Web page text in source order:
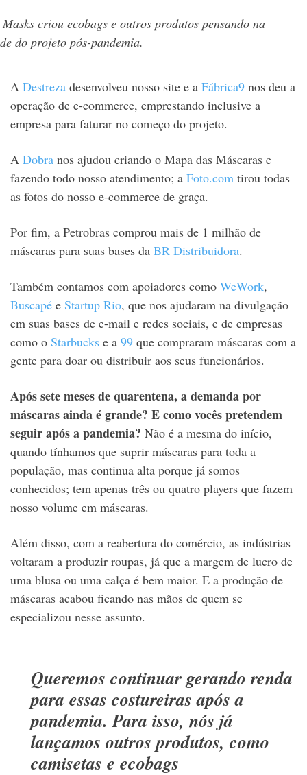
criou ecobags e outros produtos pensando na
do projeto pós-pandemia.
A Destreza desenvolveu nosso site e a Fábrica9 nos deu a
operação de e-commerce, emprestando inclusive a
empresa para faturar no começo do projeto.
A Dobra nos ajudou criando o Mapa das Máscaras e
fazendo todo nosso atendimento; a Foto.com tirou todas
as fotos do nosso e-commerce de graça.
Por fim, a Petrobras comprou mais de 1 milhão de
máscaras para suas bases da BR Distribuidora.
Também contamos com apoiadores como WeWork,
Buscapé e Startup Rio, que nos ajudaram na divulgação
em suas bases de e-mail e redes sociais, e de empresas
como o Starbucks e a 99 que compraram máscaras com a
gente para doar ou distribuir aos seus funcionários.
Após sete meses de quarentena, a demanda por
máscaras ainda é grande? E como vocês pretendem
seguir após a pandemia? Não é a mesma do início,
quando tínhamos que suprir máscaras para toda a
população, mas continua alta porque já somos
conhecidos; tem apenas três ou quatro players que fazem
nosso volume em máscaras.
Além disso, com a reabertura do comércio, as indústrias
voltaram a produzir roupas, já que a margem de lucro de
uma blusa ou uma calça é bem maior. E a produção de
máscaras acabou ficando nas mãos de quem se
especializou nesse assunto.
Queremos continuar gerando renda
para essas costureiras após a
pandemia. Para isso, nós já
lançamos outros produtos, como
camisetas e ecobags